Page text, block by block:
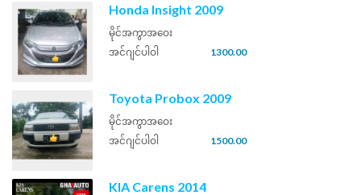
Honda Insight 2009
မိုင်အကွာအဝေး
အင်ဂျင်ပါဝါ
1300.00
Toyota Probox 2009
မိုင်အကွာအဝေး
အင်ဂျင်ပါဝါ
1500.00
KIA Carens 2014